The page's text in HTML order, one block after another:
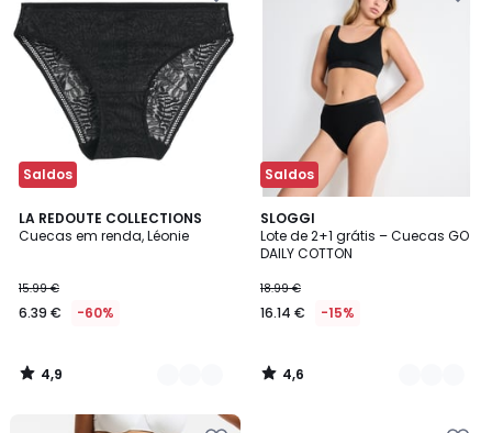
Saldos
LA REDOUTE COLLECTIONS
Cuecas em renda, Léonie
15.99 €
6.39 € -60%
4,9
/ 5
2
Cores
4,9
/
Saldos
SLOGGI
Lote de 2+1 grátis – Cuecas GO
DAILY COTTON
18.99 €
16.14 € -15%
4,6
/ 5
3
Cores
4,6
/